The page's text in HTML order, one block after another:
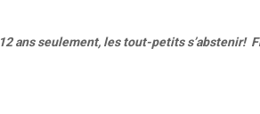
ans seulement, les tout-petits s’abstenir!